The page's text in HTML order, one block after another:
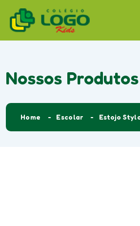
Nossos Produtos
Home Escolar Estojo